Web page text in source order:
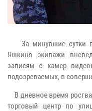
За минувшие сутки в
Яшкино экипажи
записям с камер
подозреваемых, в
В дневное время
торговый центр по